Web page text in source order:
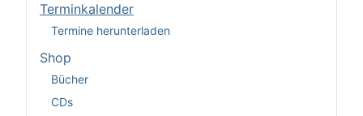
Terminkalender
Termine herunterladen
Shop
Bücher
CDs